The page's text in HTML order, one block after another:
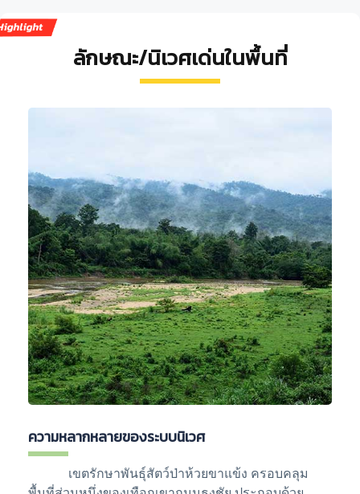
ช้างเอเชีย
ลักษณะ/นิเวศเด่นในพื้นที่
ความหลากหลายของระบบนิเวศ
เขตรักษาพันธุ์สัตว์ป่าห้วยขาแข้ง ครอบคลุม